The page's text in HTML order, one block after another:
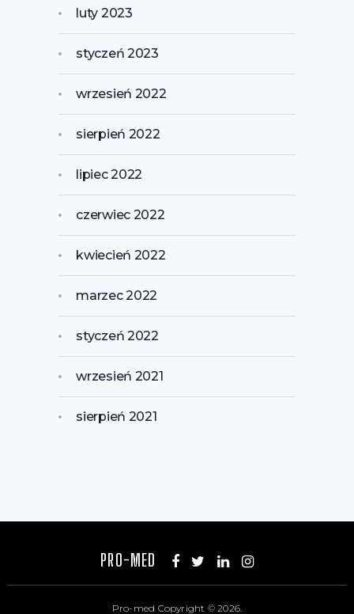
luty 2023
styczeń 2023
wrzesień 2022
sierpień 2022
lipiec 2022
czerwiec 2022
kwiecień 2022
marzec 2022
styczeń 2022
wrzesień 2021
sierpień 2021
PRO-MED
Pro-med Copyright © 2026.